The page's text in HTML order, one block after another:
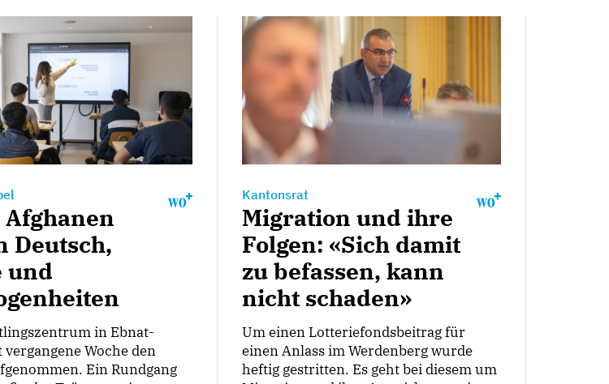
Afghanen
Deutsch,
und
in Ebnat-
vergangene Woche den
Ein Rundgang
Kantonsrat
Migration und ihre
Folgen: «Sich damit
zu befassen, kann
nicht schaden»
Um einen Lotteriefondsbeitrag für
einen Anlass im Werdenberg wurde
heftig gestritten. Es geht bei diesem um